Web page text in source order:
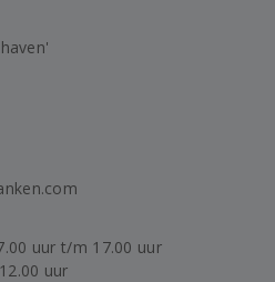
uur t/m 17.00 uur
uur